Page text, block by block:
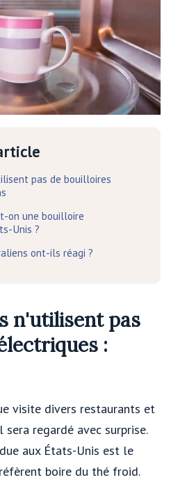
pas de bouilloires
on une bouilloire
Unis ?
ont-ils réagi ?
n'utilisent pas
:
visite divers restaurants et
regardé avec surprise.
aux États-Unis est le
boire du thé froid.